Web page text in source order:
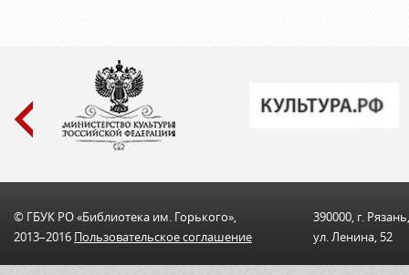
© ГБУК РО «Библиотека им. Горького»,
2013–2016 Пользовательскоe соглашениe
390000, г. Рязань,
ул. Ленина, 52